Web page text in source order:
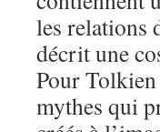
les relations
décrit une
Pour
mythes qui